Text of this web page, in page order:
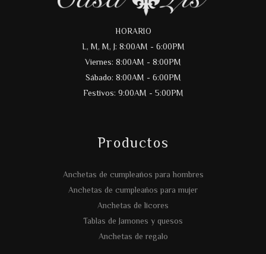
HORARIO
L, M, M, J: 8:00AM - 6:00PM
Viernes: 8:00AM - 8:00PM
Sábado: 8:00AM - 6:00PM
Festivos: 9:00AM - 5:00PM
Productos
Anchetas de cumpleaños para hombres
Anchetas de cumpleaños para mujer
Anchetas de licores
Tablas de Jamones y quesos
Anchetas de regalo